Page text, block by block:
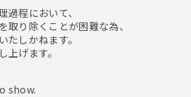
過程において、
取り除くことが困難な為、
たしかねます。
上げます。
show.